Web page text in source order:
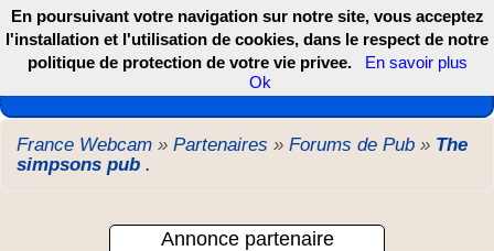
Les webcams de France, DOM TOM et COM
France Webcam » Partenaires » Forums de Pub » The
simpsons pub .
Annonce partenaire
En poursuivant votre navigation sur notre site, vous acceptez
l'installation et l'utilisation de cookies, dans le respect de notre
politique de protection de votre vie privee.
En savoir plus
Ok